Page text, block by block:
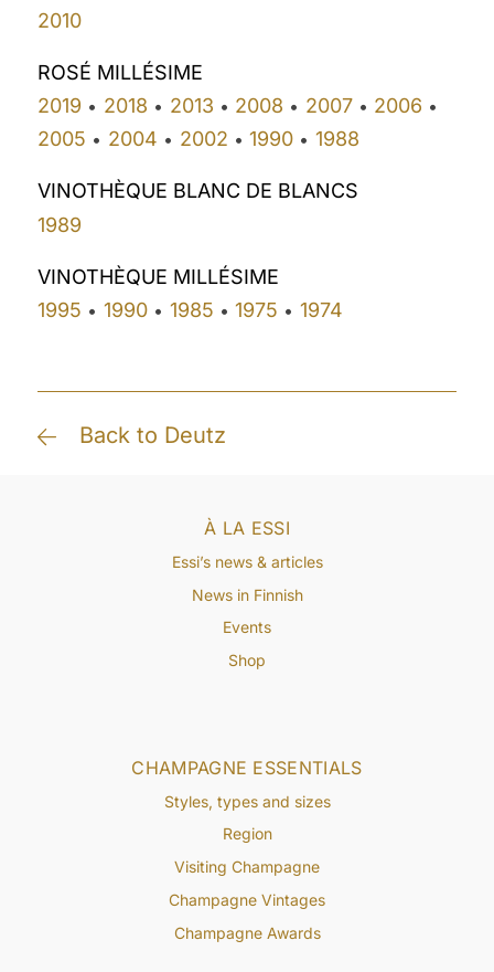
2010
ROSÉ MILLÉSIME
2019 • 2018 • 2013 • 2008 • 2007• 2006 •
2005 • 2004 • 2002 • 1990 • 1988
VINOTHÈQUE BLANC DE BLANCS
1989
VINOTHÈQUE MILLÉSIME
1995 • 1990• 1985 • 1975 • 1974
Back to Deutz
CHAMPAGNE ESSENTIALS
Styles, types and sizes
Region
Visiting Champagne
Champagne Vintages
Champagne Awards
À LA ESSI
Essi’s news & articles
News in Finnish
Events
Shop